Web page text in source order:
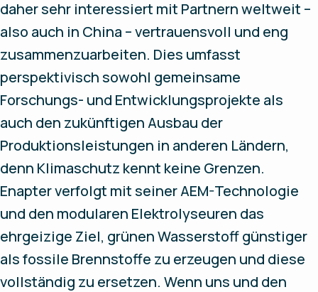
daher sehr interessiert mit Partnern weltweit –
also auch in China – vertrauensvoll und eng
zusammenzuarbeiten. Dies umfasst
perspektivisch sowohl gemeinsame
Forschungs- und Entwicklungsprojekte als
auch den zukünftigen Ausbau der
Produktionsleistungen in anderen Ländern,
denn Klimaschutz kennt keine Grenzen.
Enapter verfolgt mit seiner AEM-Technologie
und den modularen Elektrolyseuren das
ehrgeizige Ziel, grünen Wasserstoff günstiger
als fossile Brennstoffe zu erzeugen und diese
vollständig zu ersetzen. Wenn uns und den